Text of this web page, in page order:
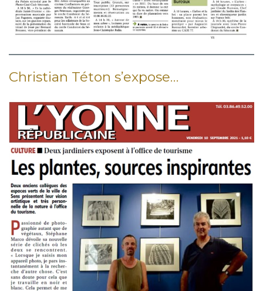
Christian Téton s’expose…